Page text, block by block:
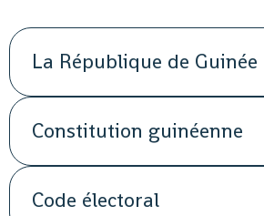
La République de Guinée
Constitution guinéenne
Code électoral